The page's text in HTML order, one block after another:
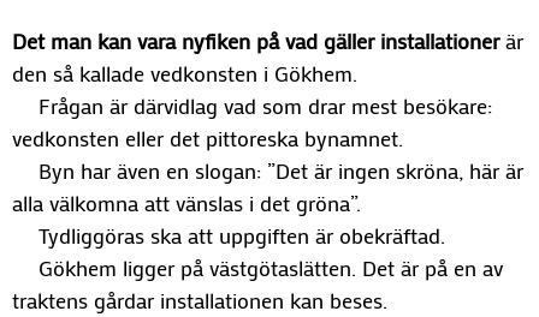
Det man kan vara nyfiken på vad gäller installationerär
den så kallade vedkonsten i Gökhem.
Frågan är därvidlag vad som drar mest besökare:
vedkonsten eller det pittoreska bynamnet.
Byn har även en slogan: ”Det är ingen skröna, här är
alla välkomna att vänslas i det gröna”.
Tydliggöras ska att uppgiften är obekräftad.
Gökhem ligger på västgötaslätten. Det är på en av
traktens gårdar installationen kan beses.